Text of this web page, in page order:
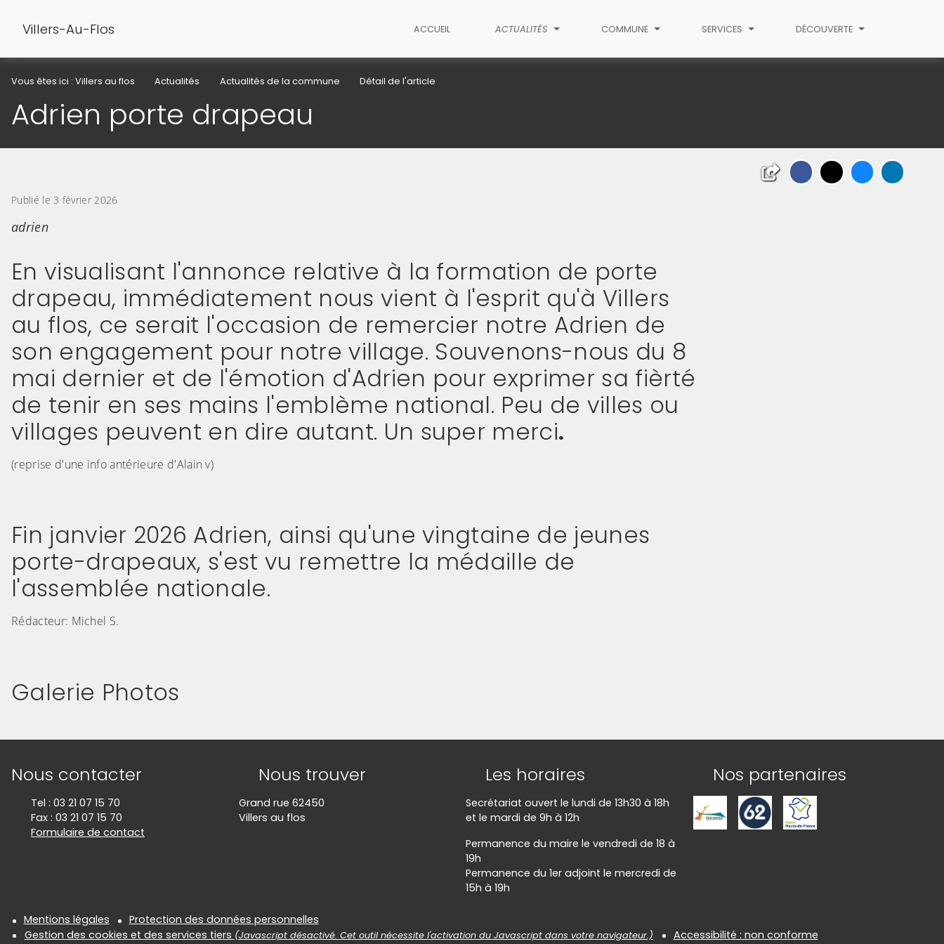
Villers-Au-Flos ACCUEIL ACTUALITÉS COMMUNE SERVICES DÉCOUVERTE
Vous êtes ici : Villers au flos Actualités Actualités de la commune Détail de l'article
Adrien porte drapeau
Publié le 3 février 2026
adrien
En visualisant l'annonce relative à la formation de porte
drapeau, immédiatement nous vient à l'esprit qu'à Villers
au flos, ce serait l'occasion de remercier notre Adrien de
son engagement pour notre village. Souvenons-nous du 8
mai dernier et de l'émotion d'Adrien pour exprimer sa fièrté
de tenir en ses mains l'emblème national. Peu de villes ou
villages peuvent en dire autant. Un super merci.
(reprise d'une info antérieure d'Alain v)
Fin janvier 2026 Adrien, ainsi qu'une vingtaine de jeunes
porte-drapeaux, s'est vu remettre la médaille de
l'assemblée nationale.
Rédacteur: Michel S.
Galerie Photos
Informations de contact
Nous contacter
Tel : 03 21 07 15 70
Fax : 03 21 07 15 70
Formulaire de contact
Nous trouver
Grand rue 62450
Villers au flos
Les horaires
Secrétariat ouvert le lundi de 13h30 à 18h
et le mardi de 9h à 12h
Permanence du maire le vendredi de 18 à
19h
Permanence du 1er adjoint le mercredi de
15h à 19h
Nos partenaires
Informations réglementaires
Mentions légales
Protection des données personnelles
Gestion des cookies et des services tiers (Javascript désactivé. Cet outil nécessite l'activation du Javascript dans votre navigateur.) Accessibilité : non conforme